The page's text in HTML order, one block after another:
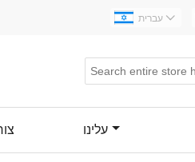
עברית 
עלינו